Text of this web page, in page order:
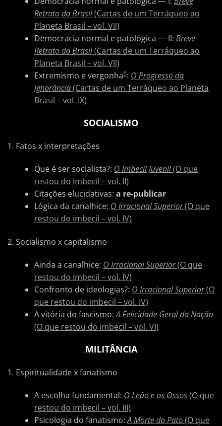
Retrato do Brasil(Cartas de um Terráqueo ao
Planeta Brasil – vol. VII)
Democracia normal e patológica — II: Breve
Retrato do Brasil(Cartas de um Terráqueo ao
Planeta Brasil – vol. VII)
Extremismo e vergonha6: O Progresso da
Ignorância(Cartas de um Terráqueo ao Planeta
Brasil – vol. IX)
SOCIALISMO
1. Fatos x interpretações
Que é ser socialista?: O Imbecil Juvenil(O que
restou do imbecil – vol. II)
Citações elucidativas: a re-publicar
Lógica da canalhice: O Irracional Superior(O que
restou do imbecil – vol. IV)
2. Socialismo x capitalismo
Ainda a canalhice: O Irracional Superior(O que
restou do imbecil – vol. IV)
Confronto de ideologias?: O Irracional Superior(O
que restou do imbecil – vol. IV)
A vitória do fascismo:A Felicidade Geral da Nação
(O que restou do imbecil – vol. VI)
MILITÂNCIA
1. Espiritualidade x fanatismo
A escolha fundamental: O Leão e os Ossos(O que
restou do imbecil – vol. III)
Psicologia do fanatismo:A Morte do Pato(O que